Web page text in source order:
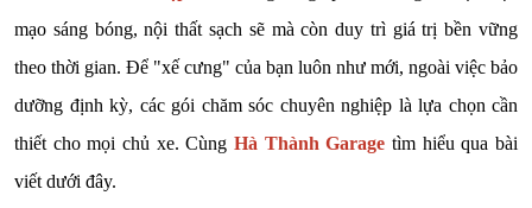
mạo sáng bóng, nội thất sạch sẽ mà còn duy trì giá trị bền vững
theo thời gian. Để "xế cưng" của bạn luôn như mới, ngoài việc bảo
dưỡng định kỳ, các gói chăm sóc chuyên nghiệp là lựa chọn cần
thiết cho mọi chủ xe. Cùng Hà Thành Garage tìm hiểu qua bài
viết dưới đây.